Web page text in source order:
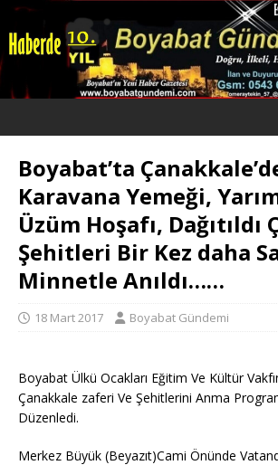
Boyabat’ta
Karavana Yemeği,
Üzüm Hoşafı, Dağıtıldı
Şehitleri Bir Kez daha
Minnetle Anıldı……
18 Mart 2017 Boyabat Gündemi
Boyabat Ülkü Ocakları Eğitim Ve Kültür
Çanakkale zaferi Ve Şehitlerini Anma
Düzenledi.
Merkez Büyük (Beyazıt)Cami Önünde